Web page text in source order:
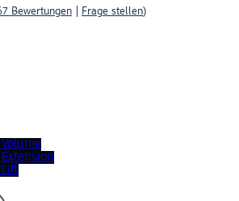
Bewertungen Frage stellen)
Extension
Lift